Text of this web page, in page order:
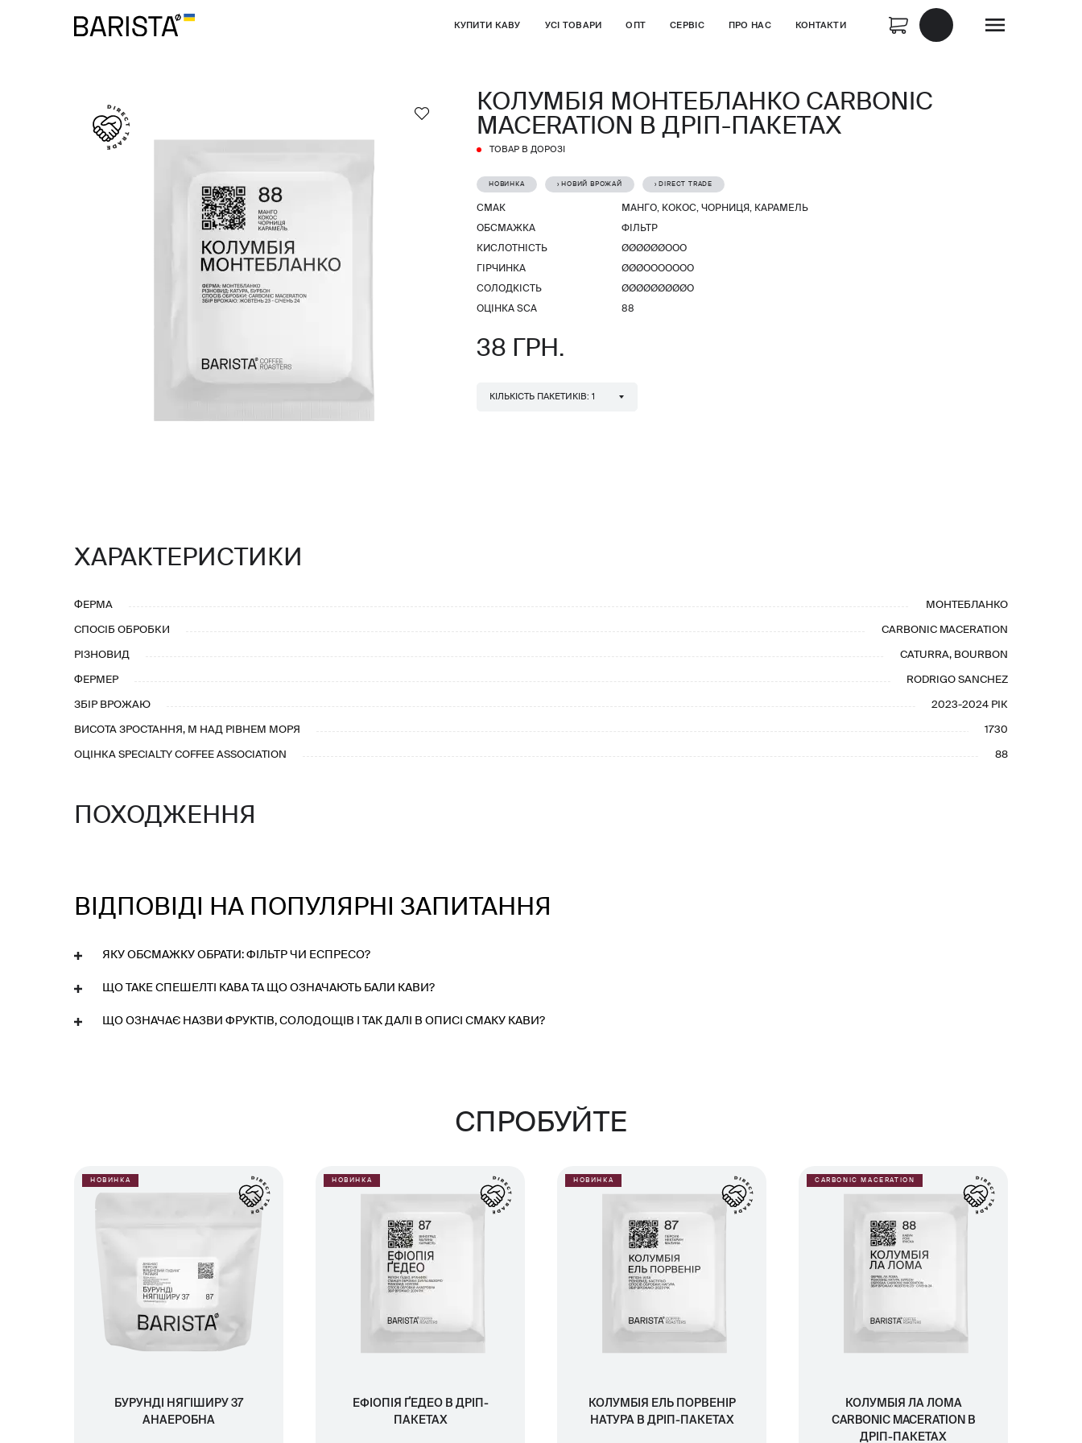
КУПИТИ КАВУ УСІ ТОВАРИ ОПТ СЕРВІС ПРО НАС КОНТАКТИ
КОЛУМБІЯ МОНТЕБЛАНКО CARBONIC
MACERATION В ДРІП-ПАКЕТАХ
ТОВАР В ДОРОЗІ
НОВИНКА › НОВИЙ ВРОЖАЙ › DIRECT TRADE
СМАК МАНГО, КОКОС, ЧОРНИЦЯ, КАРАМЕЛЬ
ОБСМАЖКА ФІЛЬТР
КИСЛОТНІСТЬ ØØØØØØООО
ГІРЧИНКА ØØØООООООО
СОЛОДКІСТЬ ØØØØØØØØØО
ОЦІНКА SCA 88
38 ГРН.
КІЛЬКІСТЬ ПАКЕТИКІВ: 1
ХАРАКТЕРИСТИКИ
ФЕРМА МОНТЕБЛАНКО
СПОСІБ ОБРОБКИ CARBONIC MACERATION
РІЗНОВИД CATURRA, BOURBON
ФЕРМЕР RODRIGO SANCHEZ
ЗБІР ВРОЖАЮ 2023-2024 РІК
ВИСОТА ЗРОСТАННЯ, М НАД РІВНЕМ МОРЯ 1730
ОЦІНКА SPECIALTY COFFEE ASSOCIATION 88
ПОХОДЖЕННЯ
ВІДПОВІДІ НА ПОПУЛЯРНІ ЗАПИТАННЯ
ЯКУ ОБСМАЖКУ ОБРАТИ: ФІЛЬТР ЧИ ЕСПРЕСО?
ЩО ТАКЕ СПЕШЕЛТІ КАВА ТА ЩО ОЗНАЧАЮТЬ БАЛИ КАВИ?
ЩО ОЗНАЧАЄ НАЗВИ ФРУКТІВ, СОЛОДОЩІВ І ТАК ДАЛІ В ОПИСІ СМАКУ КАВИ?
СПРОБУЙТЕ
НОВИНКА
БУРУНДІ НЯГІШИРУ 37
АНАЕРОБНА
НОВИНКА
ЕФІОПІЯ ҐЕДЕО В ДРІП-
ПАКЕТАХ
НОВИНКА
КОЛУМБІЯ ЕЛЬ ПОРВЕНІР
НАТУРА В ДРІП-ПАКЕТАХ
CARBONIC MACERATION
КОЛУМБІЯ ЛА ЛОМА
CARBONIC MACERATION В
ДРІП-ПАКЕТАХ